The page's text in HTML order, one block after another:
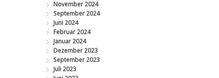
November 2024
September 2024
Juni 2024
Februar 2024
Januar 2024
Dezember 2023
September 2023
Juli 2023